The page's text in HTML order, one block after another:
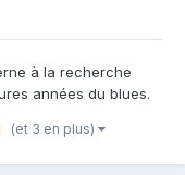
à la recherche
années du blues.
musical trop peu mis
(et 3 en plus)